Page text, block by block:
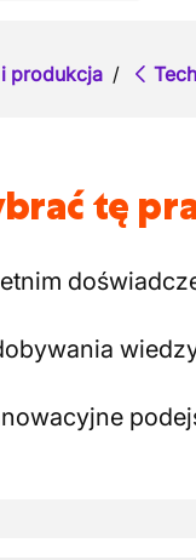
produkcja /
tę